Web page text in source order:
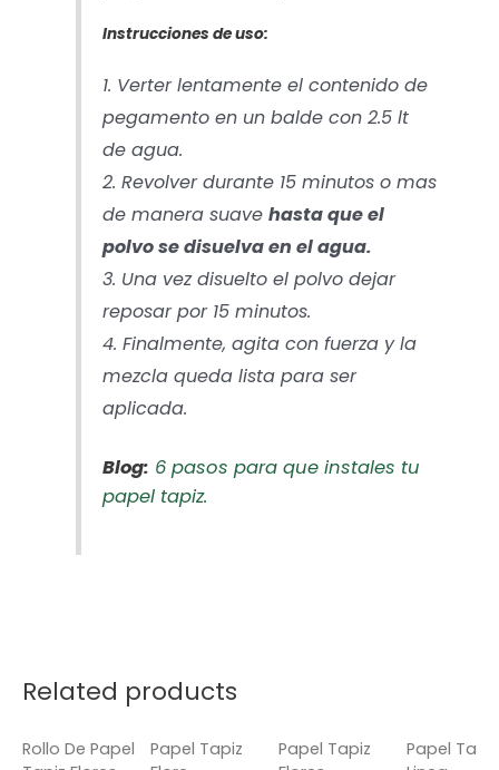
Instrucciones de uso:
1. Verter lentamente el contenido de
pegamento en un balde con 2.5 lt
de agua.
2. Revolver durante 15 minutos o mas
de manera suavehasta que el
polvo se disuelva en el agua.
3. Una vez disuelto el polvo dejar
reposar por 15 minutos.
4. Finalmente, agita con fuerza y la
mezcla queda lista para ser
aplicada.
Blog: 6 pasos para que instales tu
papel tapiz.
Related products
Rollo De Papel
Papel Tapiz
Papel Tapiz
Papel Tapiz